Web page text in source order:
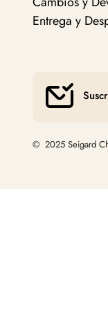
Entrega y
© 2025 Seigard